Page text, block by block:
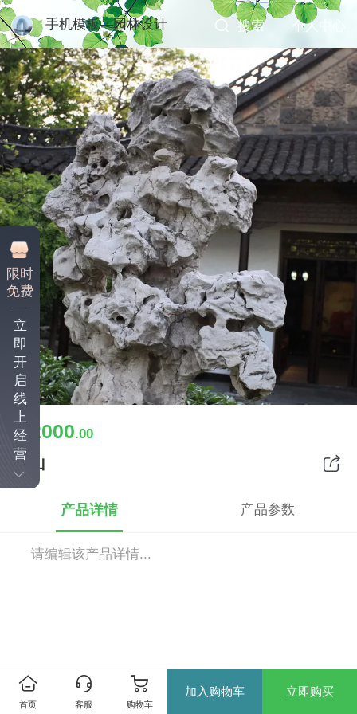
手机模板—园林设计 搜索 个人中心
￥ 2000.00
假山
产品详情 产品参数
请编辑该产品详情...
首页 客服 购物车
加入购物车 立即购买
限时
免费
立
即
开
启
线
上
经
营